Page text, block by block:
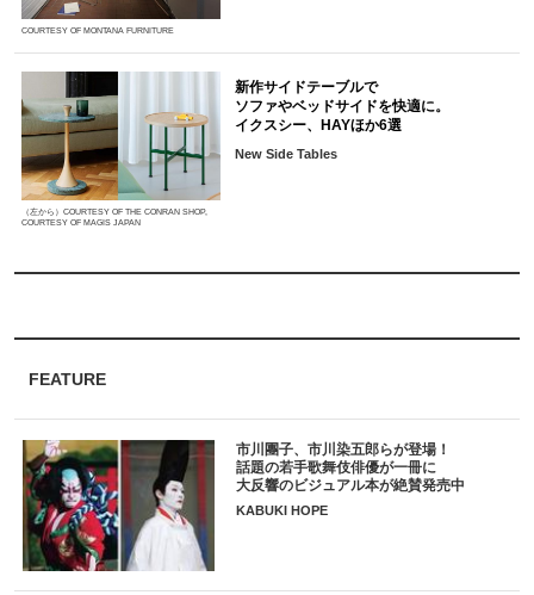
FEATURE
市川團子、市川染五郎らが登場！
話題の若手歌舞伎俳優が一冊に
大反響のビジュアル本が絶賛発売中
KABUKI HOPE
COURTESY OF MONTANA FURNITURE
（左から）COURTESY OF THE CONRAN SHOP,
COURTESY OF MAGIS JAPAN
新作サイドテーブルで
ソファやベッドサイドを快適に。
イクスシー、HAYほか6選
New Side Tables